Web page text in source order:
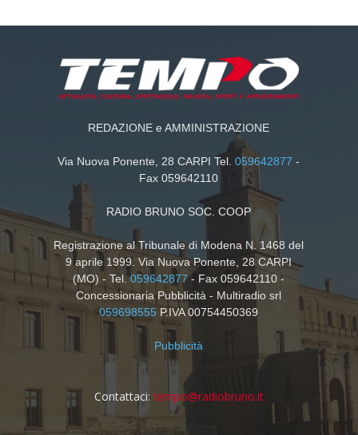
REDAZIONE e AMMINISTRAZIONE
Via Nuova Ponente, 28 CARPI Tel.059642877 -
Fax 059642110
RADIO BRUNO SOC. COOP
Registrazione al Tribunale di Modena N. 1468 del
9 aprile 1999. Via Nuova Ponente, 28 CARPI
(MO) - Tel.059642877- Fax 059642110 -
Concessionaria Pubblicità - Multiradio srl
059698555 P.IVA 00754450369
Pubblicità
Contattaci: tempo@radiobruno.it